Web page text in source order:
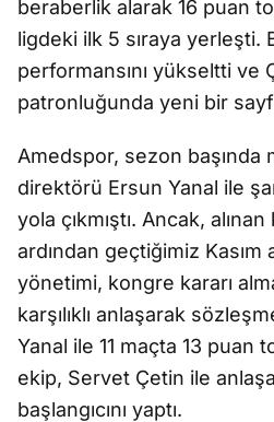
beraberlik alarak 16 puan
ligdeki ilk 5 sıraya yerleşti.
performansını yükseltti ve
patronluğunda yeni bir
Amedspor, sezon başında
direktörü Ersun Yanal ile
yola çıkmıştı. Ancak,
ardından geçtiğimiz Kasım
yönetimi, kongre kararı
karşılıklı anlaşarak
Yanal ile 11 maçta 13 puan
ekip, Servet Çetin ile
başlangıcını yaptı.